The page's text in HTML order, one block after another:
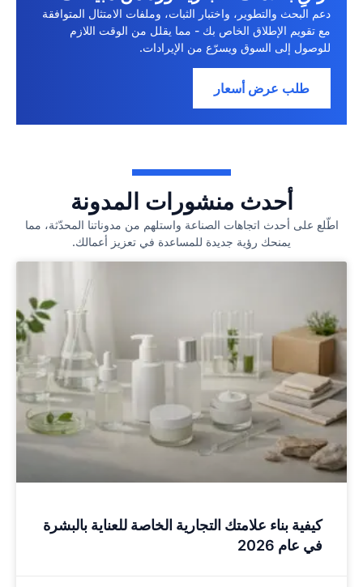
دعم البحث والتطوير، واختبار الثبات، وملفات الامتثال المتوافقة
مع تقويم الإطلاق الخاص بك - مما يقلل من الوقت اللازم
للوصول إلى السوق ويسرّع من الإيرادات.
طلب عرض أسعار
أحدث منشورات المدونة
اطّلع على أحدث اتجاهات الصناعة واستلهم من مدوناتنا المحدّثة، مما
يمنحك رؤية جديدة للمساعدة في تعزيز أعمالك.
كيفية بناء علامتك التجارية الخاصة للعناية بالبشرة
في عام 2026